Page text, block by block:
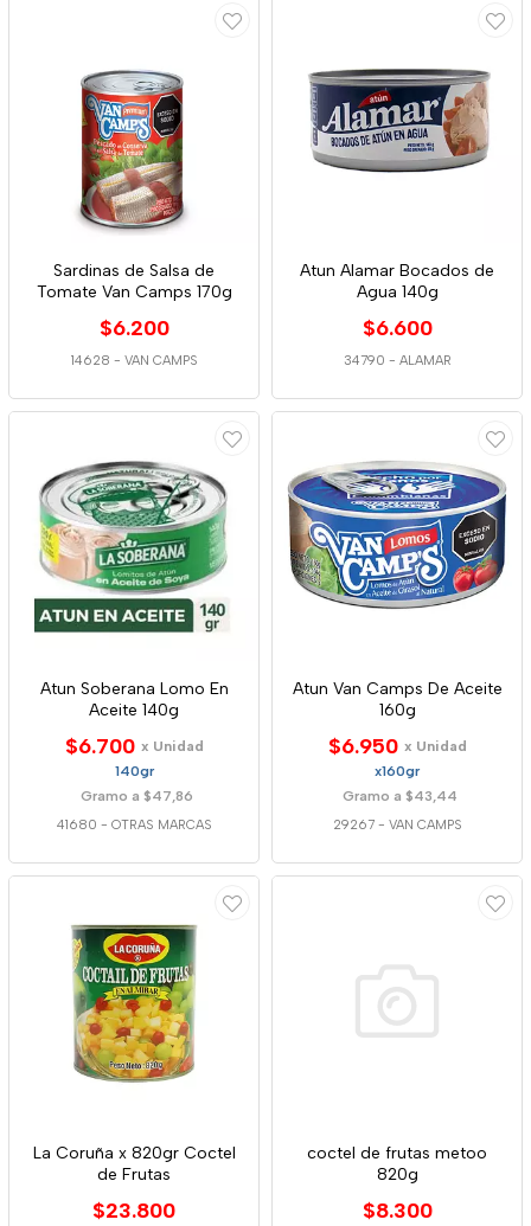
Sardinas de Salsa de
Tomate Van Camps 170g
$6.200
14628 - VAN CAMPS
Atun Alamar Bocados de
Agua 140g
$6.600
34790 - ALAMAR
Atun Soberana Lomo En
Aceite 140g
$6.700 x Unidad
140gr
Gramo a $47,86
41680 - OTRAS MARCAS
Atun Van Camps De Aceite
160g
$6.950 x Unidad
x160gr
Gramo a $43,44
29267 - VAN CAMPS
La Coruña x 820gr Coctel
de Frutas
$23.800
coctel de frutas metoo
820g
$8.300